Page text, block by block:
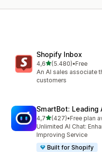
Shopify Inbox
4,65 yıldız üzerinden
(5.480)
toplam 5480 •Free
An AI sales associate
customers
SmartBot: Leading
4,75 yıldız üzerinden
(427)
toplam 427•Free plan
Unlimited AI Chat:
Improving Service
Built for Shopify